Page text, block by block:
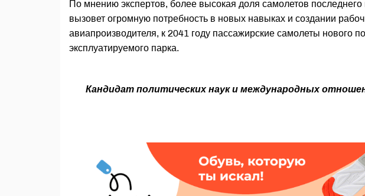
По мнению экспертов, более высокая доля самолетов
вызовет огромную потребность в новых навыках и создании
авиапроизводителя, к 2041 году пассажирские самолеты нового
эксплуатируемого парка.
Кандидат политических наук и международных